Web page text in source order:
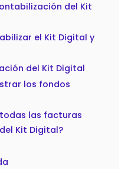
del Kit
el Kit Digital y
del Kit Digital
los fondos
las facturas
Kit Digital?